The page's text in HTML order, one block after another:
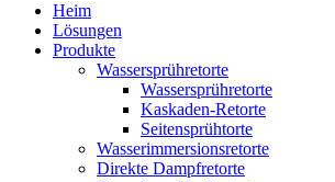
Heim
Lösungen
Produkte
Wassersprühretorte
Wassersprühretorte
Kaskaden-Retorte
Seitensprühtorte
Wasserimmersionsretorte
Direkte Dampfretorte